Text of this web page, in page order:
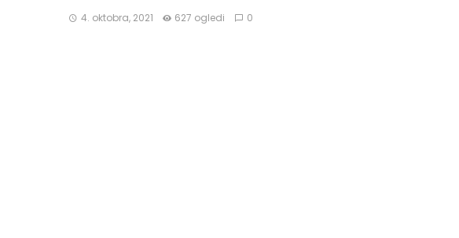
4. oktobra, 2021 627 ogledi 0